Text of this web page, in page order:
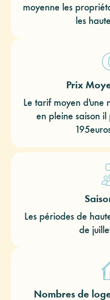
moyenne les
les
Prix
Le tarif moyen d'une
en pleine saison il
Les périodes de
de
Nombres de